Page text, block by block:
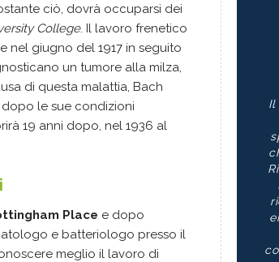
ciò, dovrà occuparsi dei
College. Il lavoro frenetico
nel giugno del 1917 in seguito
un tumore alla milza,
di questa malattia, Bach
le sue condizioni
19 anni dopo, nel 1936 al
Place e dopo
e batteriologo presso il
meglio il lavoro di
Il